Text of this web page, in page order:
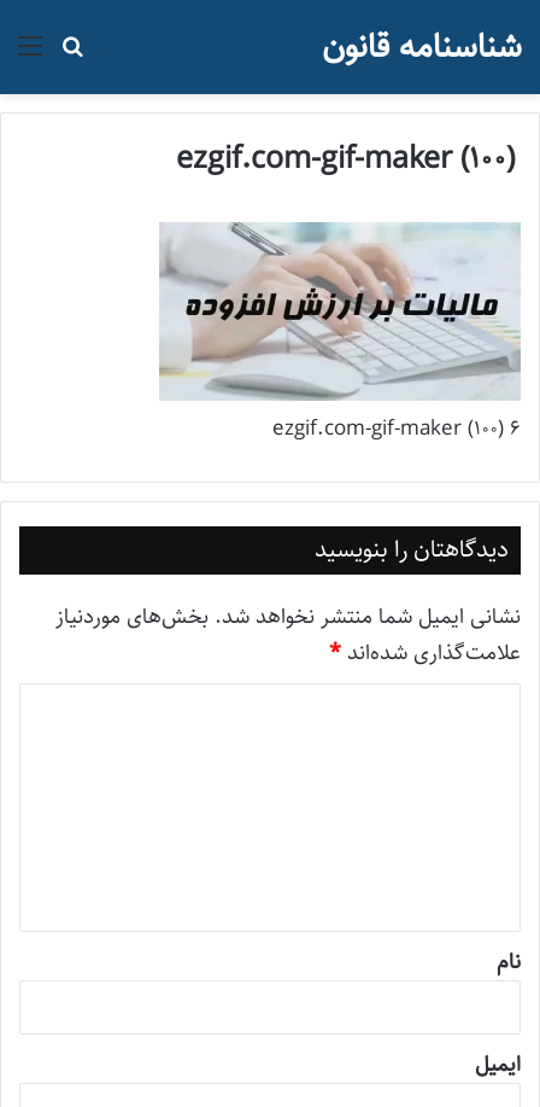
جستجو شناسنامه قانون
ezgif.com-gif-maker (100)
ezgif.com-gif-maker (100) 6
دیدگاهتان را بنویسید
نشانی ایمیل شما منتشر نخواهد شد. بخش‌های موردنیاز
علامت‌گذاری شده‌اند *
نام
ایمیل